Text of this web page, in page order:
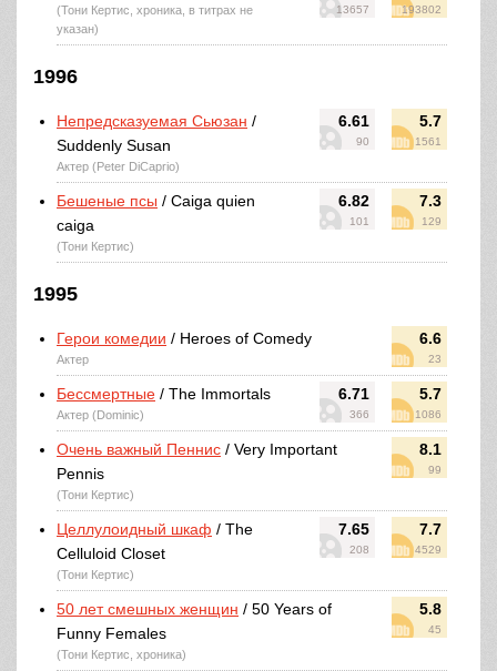
13657 193802
(Тони Кертис, хроника, в титрах не
указан)
1996
6.61
90
5.7
1561
Непредсказуемая Сьюзан /
Suddenly Susan
Актер (Peter DiCaprio)
6.82
101
7.3
129
Бешеные псы / Caiga quien
caiga
(Тони Кертис)
1995
6.6
23
Герои комедии / Heroes of Comedy
Актер
6.71
366
5.7
1086
Бессмертные / The Immortals
Актер (Dominic)
8.1
99
Очень важный Пеннис / Very Important
Pennis
(Тони Кертис)
7.65
208
7.7
4529
Целлулоидный шкаф / The
Celluloid Closet
(Тони Кертис)
5.8
45
50 лет смешных женщин / 50 Years of
Funny Females
(Тони Кертис, хроника)